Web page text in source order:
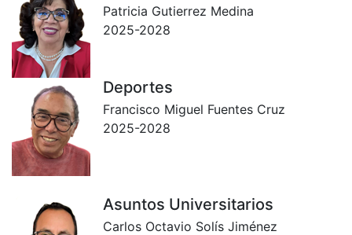
Patricia Gutierrez Medina
2025-2028
Deportes
Francisco Miguel Fuentes Cruz
2025-2028
Asuntos Universitarios
Carlos Octavio Solís Jiménez